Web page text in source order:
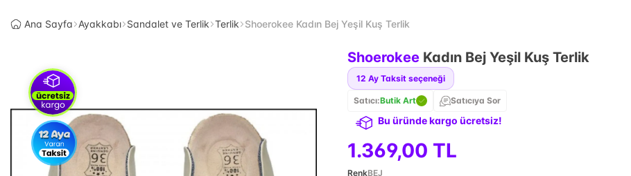
Ana Sayfa Ayakkabı Sandalet ve Terlik Terlik Shoerokee Kadın Bej Yeşil Kuş Terlik
Shoerokee Kadın Bej Yeşil Kuş Terlik
12 Ay Taksit seçeneği
Satıcı:Butik Art Satıcıya Sor
Bu üründe kargo ücretsiz!
1.369,00 TL
RenkBEJ